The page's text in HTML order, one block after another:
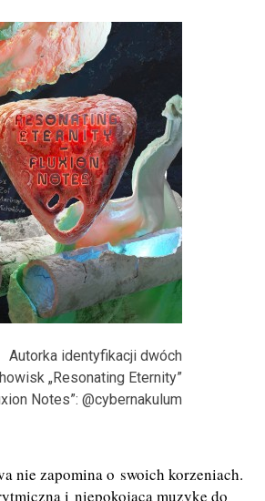
Autorka identyfikacji dwóch
„Resonating Eternity”
Notes”: @cybernakulum
nie zapomina o swoich korzeniach.
i niepokojącą muzykę do